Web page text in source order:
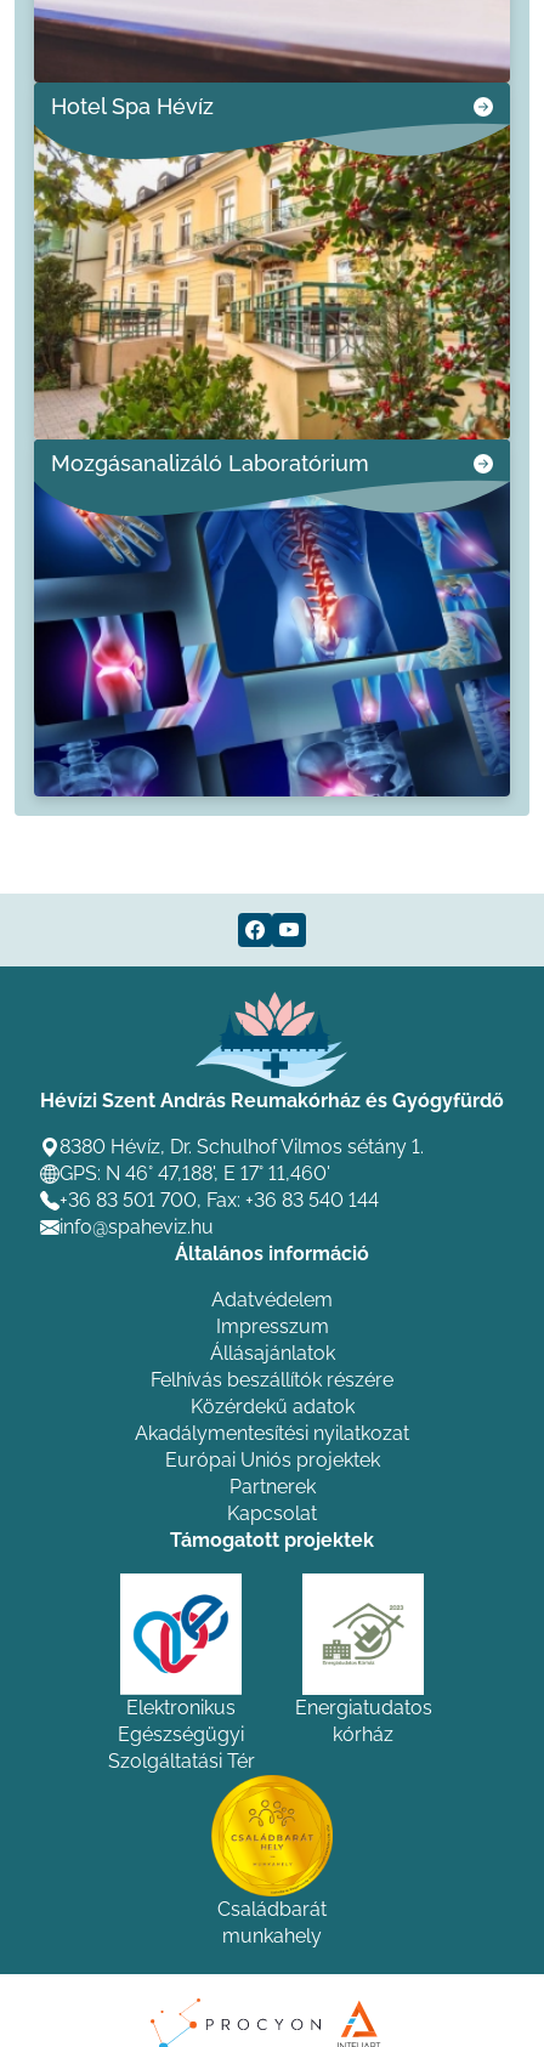
Hotel Spa Hévíz
Mozgásanalizáló Laboratórium
Hévízi Szent András Reumakórház és Gyógyfürdő
8380 Hévíz, Dr. Schulhof Vilmos sétány 1.
GPS: N 46° 47,188', E 17° 11,460'
+36 83 501 700, Fax: +36 83 540 144
info@spaheviz.hu
Általános információ
Adatvédelem
Impresszum
Állásajánlatok
Felhívás beszállítók részére
Közérdekű adatok
Akadálymentesítési nyilatkozat
Európai Uniós projektek
Partnerek
Kapcsolat
Támogatott projektek
Elektronikus
Egészségügyi
Szolgáltatási Tér
Energiatudatos
kórház
Családbarát
munkahely